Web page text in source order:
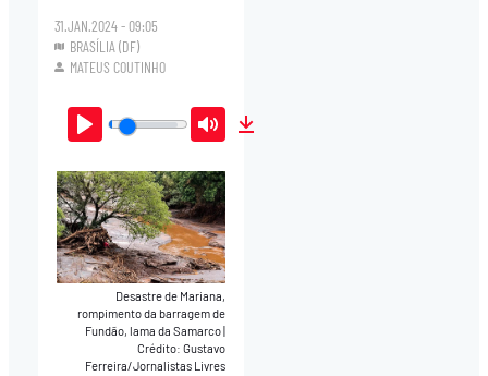
31.JAN.2024 - 09:05
BRASÍLIA (DF)
MATEUS COUTINHO
Play Mute
Desastre de Mariana,
rompimento da barragem de
Fundão, lama da Samarco
Crédito: Gustavo
Ferreira/Jornalistas Livres